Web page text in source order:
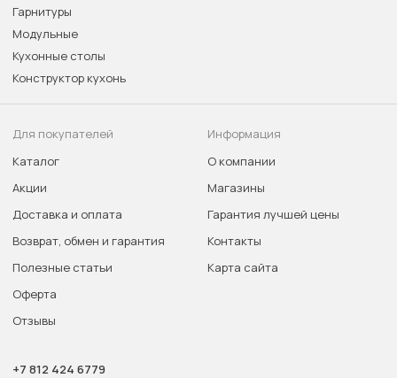
Гарнитуры
Модульные
Кухонные столы
Конструктор кухонь
Для покупателей
Каталог
Акции
Доставка и оплата
Возврат, обмен и гарантия
Полезные статьи
Оферта
Отзывы
Информация
О компании
Магазины
Гарантия лучшей цены
Контакты
Карта сайта
+7 812 424 6779